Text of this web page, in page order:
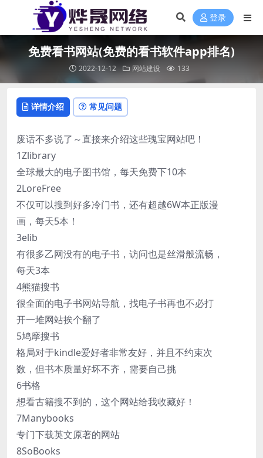
登录
免费看书网站(免费的看书软件app排名)
2022-12-12 网站建设 133
详情介绍 常见问题
废话不多说了～直接来介绍这些瑰宝网站吧！
1Zlibrary
全球最大的电子图书馆，每天免费下10本
2LoreFree
不仅可以搜到好多冷门书，还有超越6W本正版漫
画，每天5本！
3elib
有很多乙网没有的电子书，访问也是丝滑般流畅，
每天3本
4熊猫搜书
很全面的电子书网站导航，找电子书再也不必打
开一堆网站挨个翻了
5鸠摩搜书
格局对于kindle爱好者非常友好，并且不约束次
数，但书本质量好坏不齐，需要自己挑
6书格
想看古籍搜不到的，这个网站给我收藏好！
7Manybooks
专门下载英文原著的网站
8SoBooks